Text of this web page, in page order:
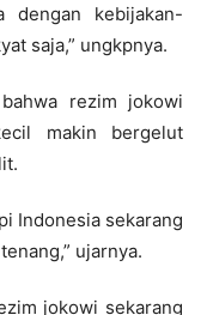
dengan kebijakan-
saja,” ungkpnya.
rezim jokowi
makin bergelut
Indonesia sekarang
ujarnya.
jokowi sekarang